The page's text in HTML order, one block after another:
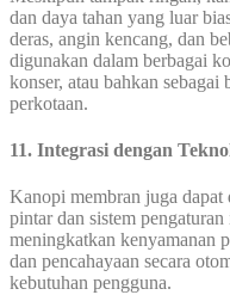
dan daya tahan yang luar
deras, angin kencang, dan
digunakan dalam berbagai
konser, atau bahkan
perkotaan.
11. Integrasi dengan
Kanopi membran juga
pintar dan sistem
meningkatkan kenyamanan
dan pencahayaan secara
kebutuhan pengguna.